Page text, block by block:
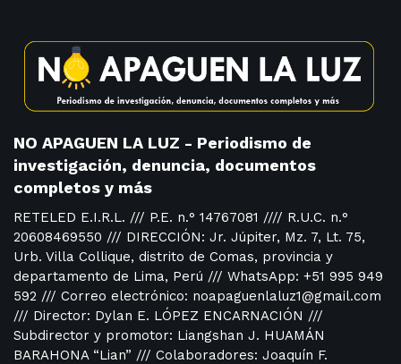
NO APAGUEN LA LUZ - Periodismo de
investigación, denuncia, documentos
completos y más
RETELED E.I.R.L. /// P.E. n.° 14767081 //// R.U.C. n.°
20608469550 /// DIRECCIÓN: Jr. Júpiter, Mz. 7, Lt. 75,
Urb. Villa Collique, distrito de Comas, provincia y
departamento de Lima, Perú /// WhatsApp: +51 995 949
592 /// Correo electrónico: noapaguenlaluz1@gmail.com
/// Director: Dylan E. LÓPEZ ENCARNACIÓN ///
Subdirector y promotor: Liangshan J. HUAMÁN
BARAHONA “Lian” /// Colaboradores: Joaquín F.